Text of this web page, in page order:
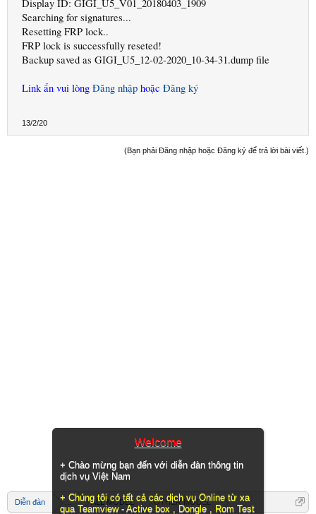
Welcome
+ Chào mừng bạn đến với diễn đàn thông tin
dịch vụ Việt Nam
+ Chúng tôi có tất cả các dịch vụ Online từ xa
qua Teamview - Active box , Dongle , Rom Test
Display ID: GIGI_U5_V01_20180403_1909
Searching for signatures...
Resetting FRP lock..
FRP lock is successfully reseted!
Backup saved as GIGI_U5_12-02-2020_10-34-31.dump file
Link ẩn vui lòng Đăng nhập hoặc Đăng ký
13/2/20
(Bạn phải Đăng nhập hoặc Đăng ký để trả lời bài viết.)
Diễn đàn ... ALL MODEL OTHER MODEL